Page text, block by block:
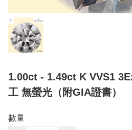
1.00ct - 1.49ct K VVS1
工 無螢光（附GIA證書）
數量